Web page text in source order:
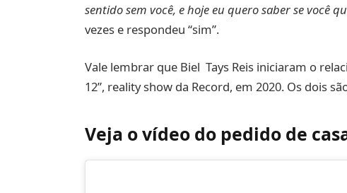
sentido sem você, e hoje eu quero saber se você
vezes e respondeu “sim”.
Vale lembrar que Biel Tays Reis iniciaram o
12”, reality show da Record, em 2020. Os dois
Veja o vídeo do pedido de